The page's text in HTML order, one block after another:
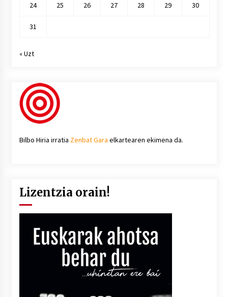
24 25 26 27 28 29 30
31
« Uzt
Bilbo Hiria irratia Zenbat Gara elkartearen ekimena da.
Lizentzia orain!